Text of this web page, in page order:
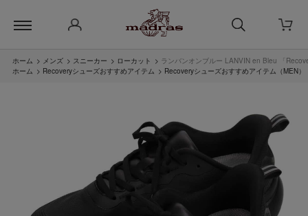
ホーム > メンズ > スニーカー > ローカット > ランバンオンブルー LANVIN en Bleu 「
ホーム > Recoveryシューズおすすめアイテム > Recoveryシューズおすすめアイテム（MEN）